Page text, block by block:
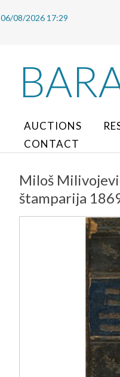
06/08/2026 17:29
AUCTIONS
CONTACT
Miloš
štamparija